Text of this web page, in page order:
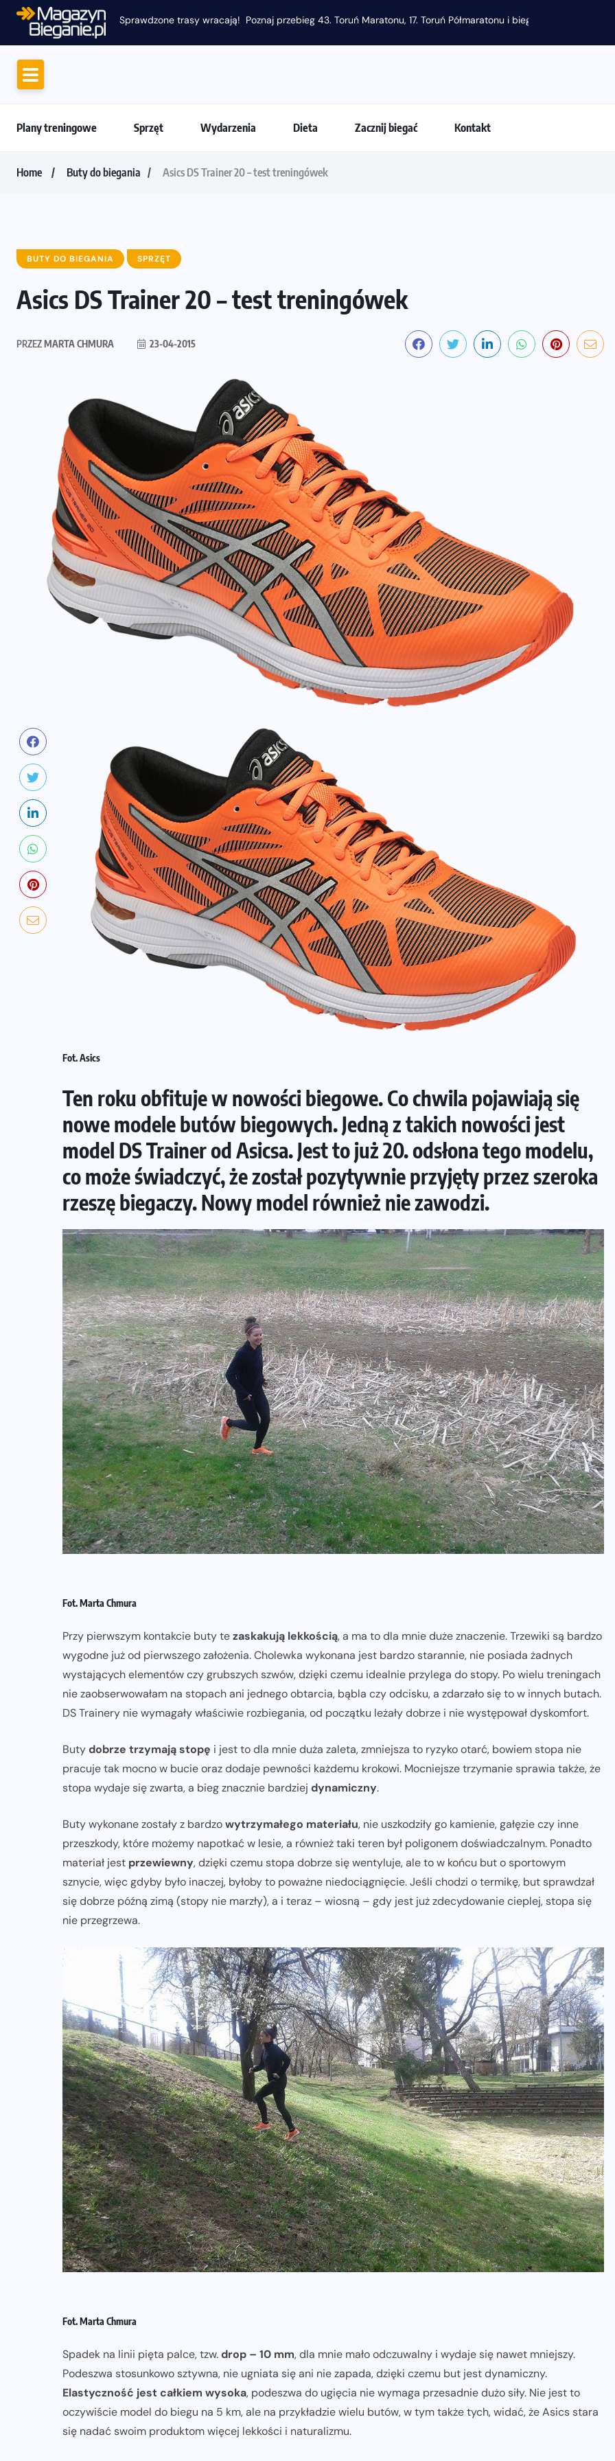
Plany treningowe Sprzęt Wydarzenia Dieta Zacznij biegać Kontakt
Home Buty do biegania Asics DS Trainer 20 – test treningówek
BUTY DO BIEGANIA SPRZĘT
Asics DS Trainer 20 – test treningówek
PRZEZMARTA CHMURA 23-04-2015
Fot. Asics
Ten roku obfituje w nowości biegowe. Co chwila pojawiają się
nowe modele butów biegowych. Jedną z takich nowości jest
model DS Trainer od Asicsa. Jest to już 20. odsłona tego modelu,
co może świadczyć, że został pozytywnie przyjęty przez szeroka
rzeszę biegaczy. Nowy model również nie zawodzi.
Fot. Marta Chmura
Przy pierwszym kontakcie buty tezaskakują lekkością, a ma to dla mnie duże znaczenie. Trzewiki są bardzo
wygodne już od pierwszego założenia. Cholewka wykonana jest bardzo starannie, nie posiada żadnych
wystających elementów czy grubszych szwów, dzięki czemu idealnie przylega do stopy. Po wielu treningach
nie zaobserwowałam na stopach ani jednego obtarcia, bąbla czy odcisku, a zdarzało się to w innych butach.
DS Trainery nie wymagały właściwie rozbiegania, od początku leżały dobrze i nie występował dyskomfort.
Butydobrze trzymają stopę i jest to dla mnie duża zaleta, zmniejsza to ryzyko otarć, bowiem stopa nie
pracuje tak mocno w bucie oraz dodaje pewności każdemu krokowi. Mocniejsze trzymanie sprawia także, że
stopa wydaje się zwarta, a bieg znacznie bardziej dynamiczny.
Buty wykonane zostały z bardzowytrzymałego materiału, nie uszkodziły go kamienie, gałęzie czy inne
przeszkody, które możemy napotkać w lesie, a również taki teren był poligonem doświadczalnym. Ponadto
materiał jest przewiewny, dzięki czemu stopa dobrze się wentyluje, ale to w końcu but o sportowym
sznycie, więc gdyby było inaczej, byłoby to poważne niedociągnięcie. Jeśli chodzi o termikę, but sprawdzał
się dobrze późną zimą (stopy nie marzły), a i teraz – wiosną – gdy jest już zdecydowanie cieplej, stopa się
nie przegrzewa.
Fot. Marta Chmura
Spadek na linii pięta palce, tzw.drop – 10 mm, dla mnie mało odczuwalny i wydaje się nawet mniejszy.
Podeszwa stosunkowo sztywna, nie ugniata się ani nie zapada, dzięki czemu but jest dynamiczny.
Elastyczność jest całkiem wysoka, podeszwa do ugięcia nie wymaga przesadnie dużo siły. Nie jest to
oczywiście model do biegu na 5 km, ale na przykładzie wielu butów, w tym także tych, widać, że Asics stara
się nadać swoim produktom więcej lekkości i naturalizmu.
SPRZĘT ZEGARKI
Amazfit Balance 3: Kompleksowe
narzędzie dla biegacza i zawodnika
Hyrox?
04-08-2026